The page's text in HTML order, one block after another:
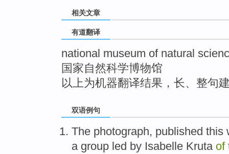
相关文章
有道翻译
national museum of natural
国家自然科学博物馆
以上为机器翻译结果，长、整句
双语例句
The photograph, published this
a group led by Isabelle Kruta of